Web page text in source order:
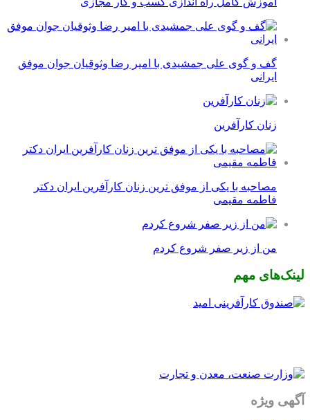
گف و گوی علی جمشیدی با امیر رضا وثوقیان جوان موفق
ایرانی
زنان کارآفرین
مصاحبه با یکی از موفق ترین زنان کارآفرین ایران دکتر
فاطمه مقیمی
من از زیر صفر شروع کردم
لینک‌های مهم
آگهی ویژه